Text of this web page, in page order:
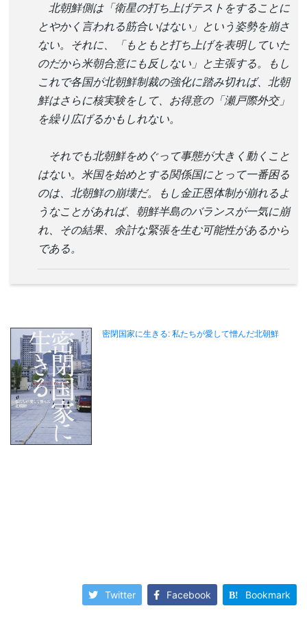
北朝鮮側は「衛星の打ち上げテストをすることに
とやかく言われる筋合いはない」という姿勢を崩さ
ない。それに、「もともと打ち上げを表明していた
のだから米朝合意にも反しない」と主張する。もし
これで各国が北朝鮮制裁の強化に踏み切れば、北朝
鮮はさらに核実験をして、お得意の「瀬戸際外交」
を繰り広げるかもしれない。
それでも北朝鮮をめぐって事態が大きく動くこと
はない。米国を始めとする関係国にとって一番困る
のは、北朝鮮の崩壊だ。もし金正恩体制が崩れるよ
うなことがあれば、朝鮮半島のバランスが一気に崩
れ、その結果、余計な緊張を生む可能性があるから
である。
Twitter Facebook Bookmark